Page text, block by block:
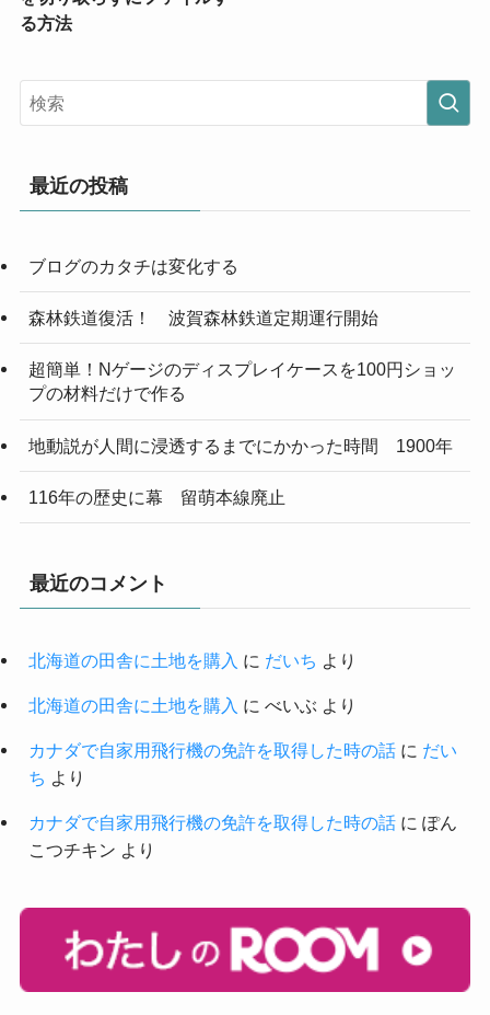
る方法
最近の投稿
ブログのカタチは変化する
森林鉄道復活！ 波賀森林鉄道定期運行開始
超簡単！Nゲージのディスプレイケースを100円ショッ
プの材料だけで作る
地動説が人間に浸透するまでにかかった時間 1900年
116年の歴史に幕 留萌本線廃止
最近のコメント
北海道の田舎に土地を購入 に だいち より
北海道の田舎に土地を購入 に べいぶ より
カナダで自家用飛行機の免許を取得した時の話に だい
ち より
カナダで自家用飛行機の免許を取得した時の話に ぽん
こつチキン より